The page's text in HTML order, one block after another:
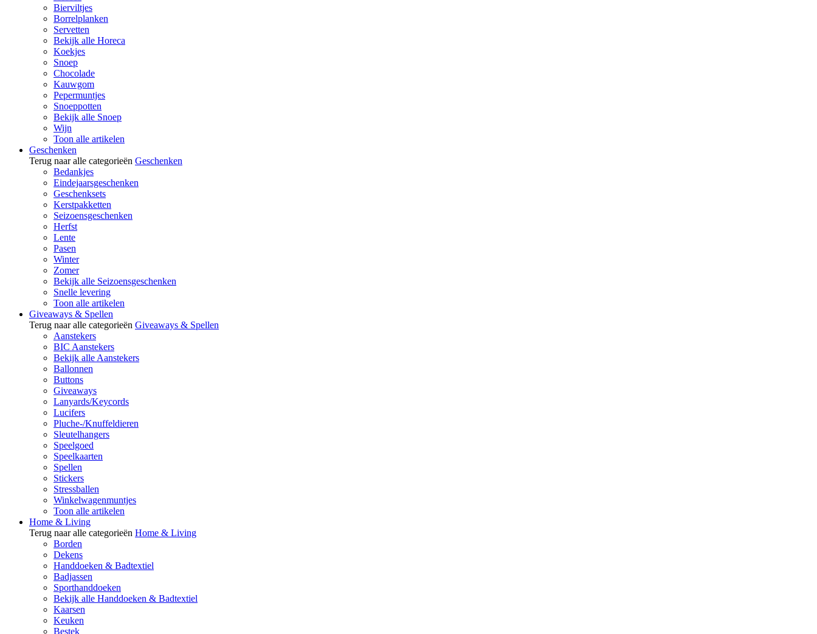
Bierviltjes
Borrelplanken
Servetten
Bekijk alle Horeca
Koekjes
Snoep
Chocolade
Kauwgom
Pepermuntjes
Snoeppotten
Bekijk alle Snoep
Wijn
Toon alle artikelen
Geschenken
Terug naar alle categorieën Geschenken
Bedankjes
Eindejaarsgeschenken
Geschenksets
Kerstpakketten
Seizoensgeschenken
Herfst
Lente
Pasen
Winter
Zomer
Bekijk alle Seizoensgeschenken
Snelle levering
Toon alle artikelen
Giveaways & Spellen
Terug naar alle categorieën Giveaways & Spellen
Aanstekers
BIC Aanstekers
Bekijk alle Aanstekers
Ballonnen
Buttons
Giveaways
Lanyards/Keycords
Lucifers
Pluche-/Knuffeldieren
Sleutelhangers
Speelgoed
Speelkaarten
Spellen
Stickers
Stressballen
Winkelwagenmuntjes
Toon alle artikelen
Home & Living
Terug naar alle categorieën Home & Living
Borden
Dekens
Handdoeken & Badtextiel
Badjassen
Sporthanddoeken
Bekijk alle Handdoeken & Badtextiel
Kaarsen
Keuken
Bestek